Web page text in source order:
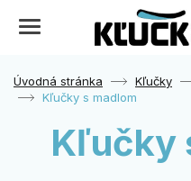
Úvodná stránka Kľučky
Kľučky s madlom
Kľučky